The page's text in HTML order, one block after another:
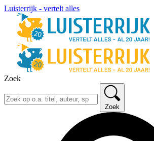
Luisterrijk - vertelt alles
Zoek
Zoek